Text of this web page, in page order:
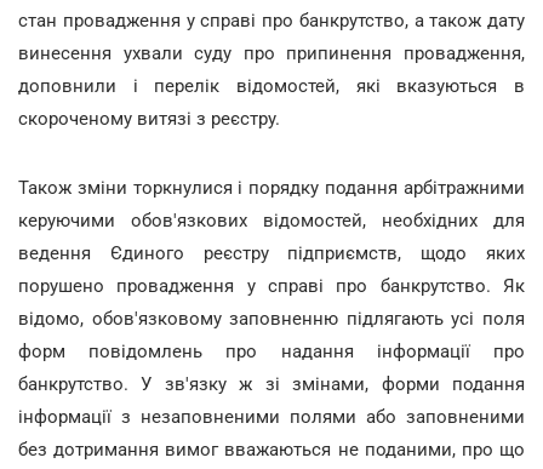
стан провадження у справі про банкрутство, а також дату
винесення ухвали суду про припинення провадження,
доповнили і перелік відомостей, які вказуються в
скороченому витязі з реєстру.
Також зміни торкнулися і порядку подання арбітражними
керуючими обов'язкових відомостей, необхідних для
ведення Єдиного реєстру підприємств, щодо яких
порушено провадження у справі про банкрутство. Як
відомо, обов'язковому заповненню підлягають усі поля
форм повідомлень про надання інформації про
банкрутство. У зв'язку ж зі змінами, форми подання
інформації з незаповненими полями або заповненими
без дотримання вимог вважаються не поданими, про що